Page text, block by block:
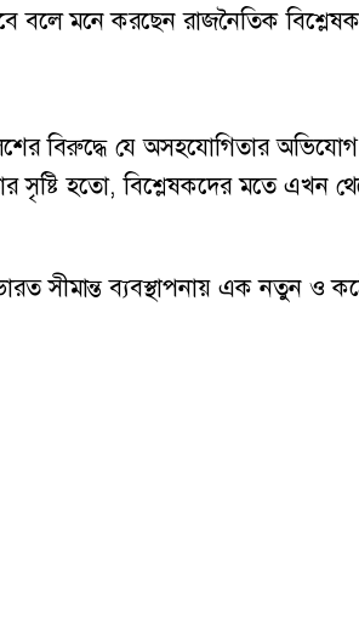
বলে মনে করছেন রাজনৈতিক
বিরুদ্ধে যে অসহযোগিতার অভিযোগ
সৃষ্টি হতো, বিশ্লেষকদের মতে এখন
সীমান্ত ব্যবস্থাপনায় এক নতুন ও